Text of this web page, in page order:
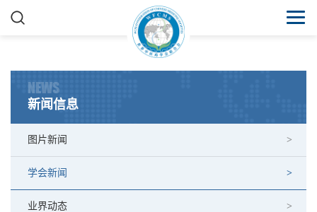
NEWS
新闻信息
图片新闻
学会新闻
业界动态